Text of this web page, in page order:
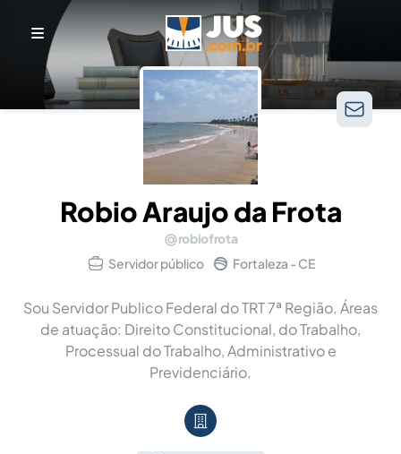
Robio Araujo da Frota
robiofrota
Servidor público
Fortaleza - CE
Sou Servidor Publico Federal do TRT 7ª Região. Áreas
de atuação: Direito Constitucional, do Trabalho,
Processual do Trabalho, Administrativo e
Previdenciário.